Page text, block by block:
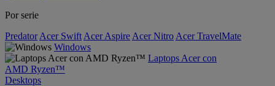
Por serie
Predator Acer Swift Acer Aspire Acer Nitro Acer TravelMate
Windows
Laptops Acer con
AMD Ryzen™
Desktops